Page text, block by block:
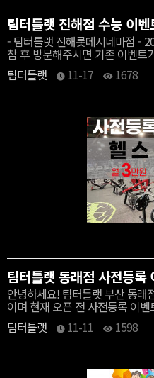
팀터틀랫 진해점 수능 이벤
- 팀터틀랫 진해롯데시네마점 -
참 후 방문해주시면 기존 이벤트
팀터틀랫
11-17 1678
팀터틀랫 동래점 사전등록
안녕하세요! 팀터틀랫 부산 동래
이며 현재 오픈 전 사전등록 이벤
팀터틀랫
11-11 1598